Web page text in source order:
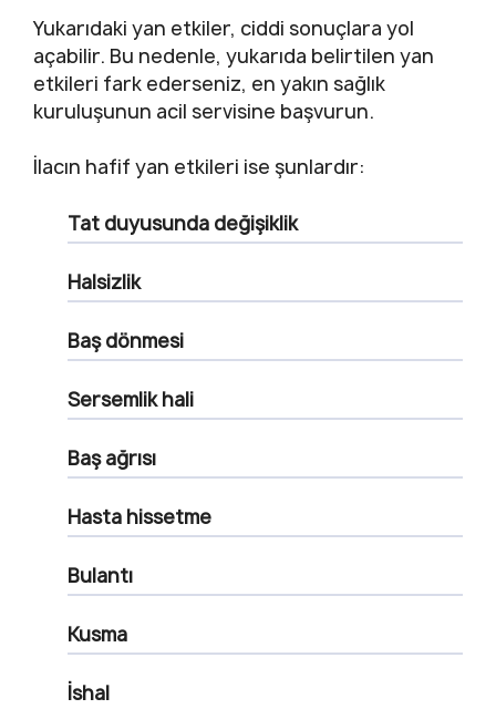
Yukarıdaki yan etkiler, ciddi sonuçlara yol
açabilir. Bu nedenle, yukarıda belirtilen yan
etkileri fark ederseniz, en yakın sağlık
kuruluşunun acil servisine başvurun.
İlacın hafif yan etkileri ise şunlardır:
Tat duyusunda değişiklik
Halsizlik
Baş dönmesi
Sersemlik hali
Baş ağrısı
Hasta hissetme
Bulantı
Kusma
İshal